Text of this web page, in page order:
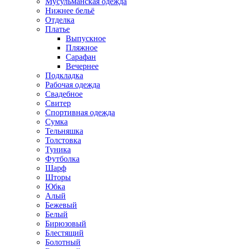
Нижнее бельё
Отделка
Платье
Выпускное
Пляжное
Сарафан
Вечернее
Подкладка
Рабочая одежда
Свадебное
Свитер
Спортивная одежда
Сумка
Тельняшка
Толстовка
Туника
Футболка
Шарф
Шторы
Юбка
Алый
Бежевый
Белый
Бирюзовый
Блестящий
Болотный